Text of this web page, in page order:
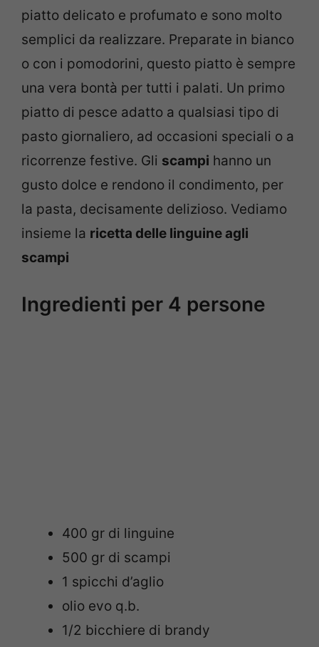
piatto delicato e profumato e sono molto
semplici da realizzare. Preparate in bianco
o con i pomodorini, questo piatto è sempre
una vera bontà per tutti i palati. Un primo
piatto di pesce adatto a qualsiasi tipo di
pasto giornaliero, ad occasioni speciali o a
ricorrenze festive. Gli scampi hanno un
gusto dolce e rendono il condimento, per
la pasta, decisamente delizioso. Vediamo
insieme la ricetta delle linguine agli
scampi
Ingredienti per 4 persone
400 gr di linguine
500 gr di scampi
1 spicchi d’aglio
olio evo q.b.
1/2 bicchiere di brandy